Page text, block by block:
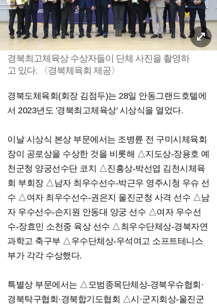
경북최고체육상 수상자들이 단체 사진을 촬영하
고 있다. 〈경북체육회 제공〉
경북도체육회(회장 김점두)는 28일 안동그랜드호텔에
서 2023년도 '경북최고체육상' 시상식을 열었다.
이날 시상식 본상 부문에서는 조병륜 전 구미시체육회
장이 공로상을 수상한 것을 비롯해 △지도상-장용호 예
천군청 양궁선수단 코치 △진흥상-박선엽 김천시체육
회 부회장 △남자 최우수선수-박근우 영주시청 우슈 선
수 △여자 최우수선수-권은지 울진군청 사격 선수 △남
자 우수선수-손지원 안동대 양궁 선수 △여자 우수선
수-장효민 소천중 육상 선수 △최우수단체상-경북자연
과학고 축구부 △우수단체상-우석여고 소프트테니스
부가 각각 수상했다.
특별상 부문에서는 △모범종목단체상-경북우슈협회·
경북탁구협회·경북합기도협회 △시·군지회상-울진군